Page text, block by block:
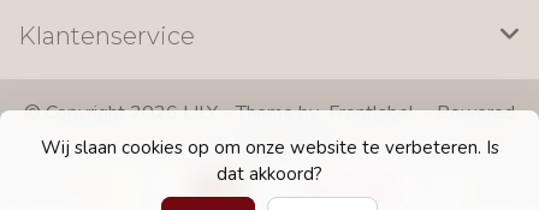
Wij slaan cookies op om onze website te verbeteren. Is
dat akkoord?
Klantenservice
© Copyright 2026 LILY - Theme byFrontlabel- Powered
byLightspeed